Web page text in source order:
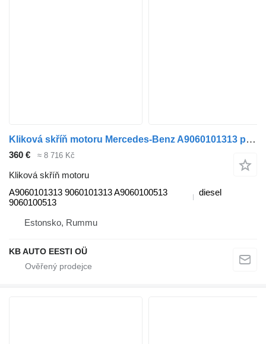
Kliková skříň motoru Mercedes-Benz A9060101313 pro nákladní auta Mercedes-Benz Atego, Atego 2, Atego 3 (1996-)
360 € ≈ 8 716 Kč
Kliková skříň motoru
A9060101313 9060101313 A9060100513
9060100513
diesel
Estonsko, Rummu
KB AUTO EESTI OÜ